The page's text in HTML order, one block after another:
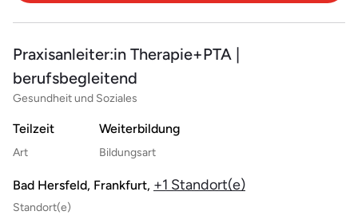
Praxisanleiter:in Therapie+PTA |
berufsbegleitend
Gesundheit und Soziales
Teilzeit
Art
Weiterbildung
Bildungsart
Bad Hersfeld, Frankfurt, +1 Standort(e)
Standort(e)